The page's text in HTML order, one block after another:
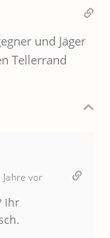
und Jäger
Tellerrand
Jahre vor
Ihr